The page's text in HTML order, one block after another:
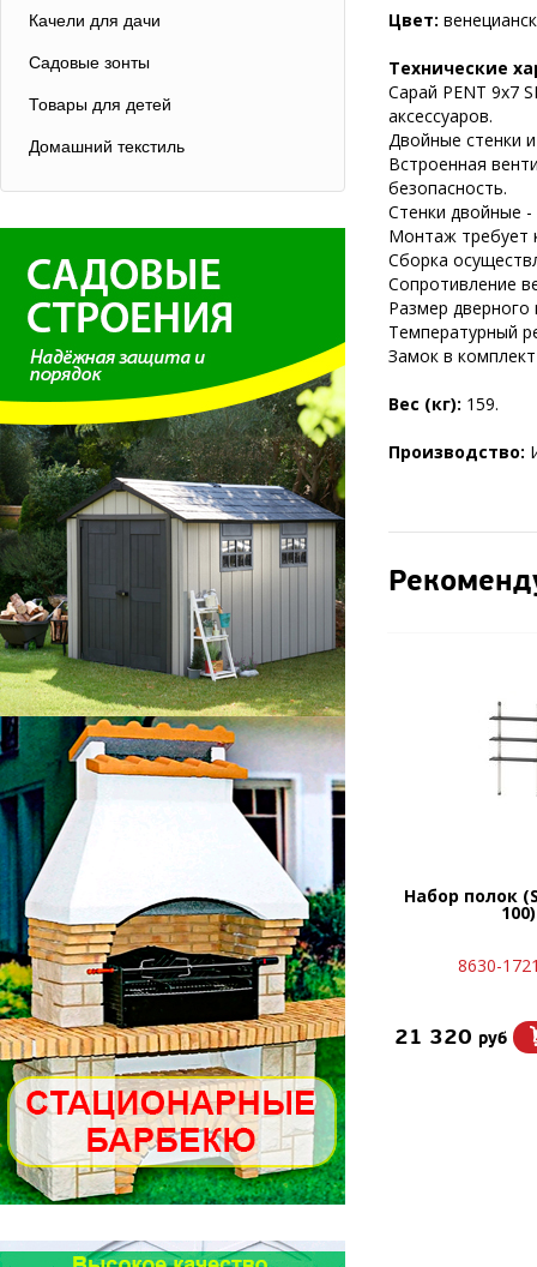
Качели для дачи
Садовые зонты
Товары для детей
Домашний текстиль
Цвет:
Технические
Сарай PENT 9х7
аксессуаров.
Двойные стенки
Встроенная
безопасность.
Стенки двойные -
Монтаж требует
Сборка
Сопротивление
Размер
Температурный
Замок в
Вес (кг): 159.
Производство:
Набор полок
100)
8630-
21 320 руб